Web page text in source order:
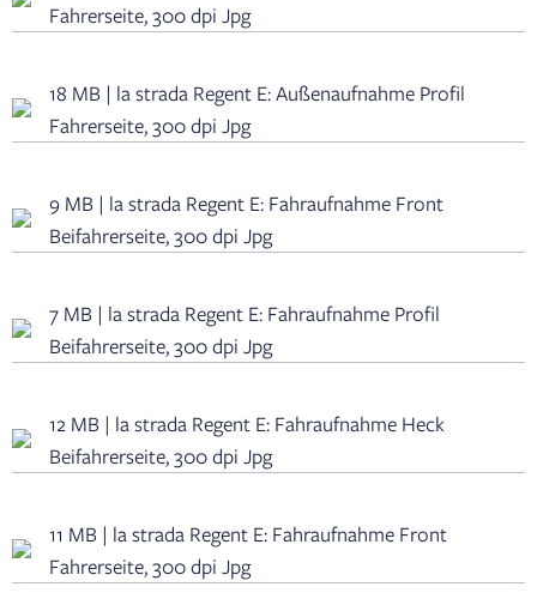
Fahrerseite, 300 dpi Jpg
18 MB | la strada Regent E: Außenaufnahme Profil
Fahrerseite, 300 dpi Jpg
9 MB | la strada Regent E: Fahraufnahme Front
Beifahrerseite, 300 dpi Jpg
7 MB | la strada Regent E: Fahraufnahme Profil
Beifahrerseite, 300 dpi Jpg
12 MB | la strada Regent E: Fahraufnahme Heck
Beifahrerseite, 300 dpi Jpg
11 MB | la strada Regent E: Fahraufnahme Front
Fahrerseite, 300 dpi Jpg